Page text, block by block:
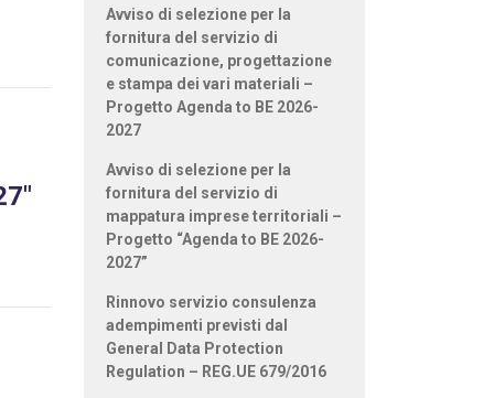
Avviso di selezione per la
fornitura del servizio di
comunicazione, progettazione
e stampa dei vari materiali –
Progetto Agenda to BE 2026-
2027
Avviso di selezione per la
fornitura del servizio di
mappatura imprese territoriali –
Progetto “Agenda to BE 2026-
2027”
Rinnovo servizio consulenza
adempimenti previsti dal
General Data Protection
Regulation – REG.UE 679/2016